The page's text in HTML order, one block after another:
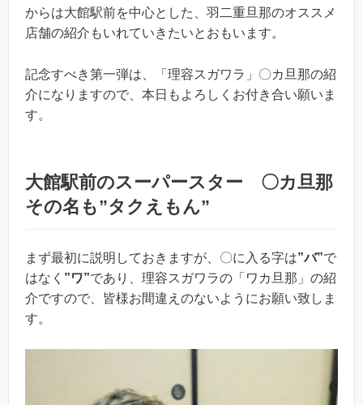
からは大館駅前を中心とした、羽二重旦那のオススメ
店舗の紹介もいれていきたいとおもいます。
記念すべき第一弾は、「理容スガワラ」〇カ旦那の紹
介になりますので、本日もよろしくお付き合い願いま
す。
大館駅前のスーパースター 〇カ旦那
その名も”タクえもん”
まず最初に説明しておきますが、〇に入る字は”バ”で
はなく ”ワ”であり、理容スガワラの「ワカ旦那」の紹
介ですので、皆様お間違えのないようにお願い致しま
す。